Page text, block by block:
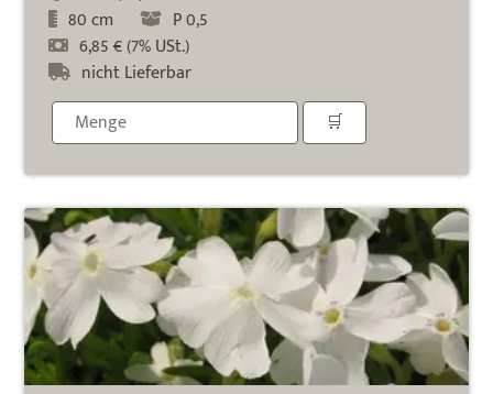
80 cm
P 0,5
6,85 € (7% USt.)
nicht Lieferbar